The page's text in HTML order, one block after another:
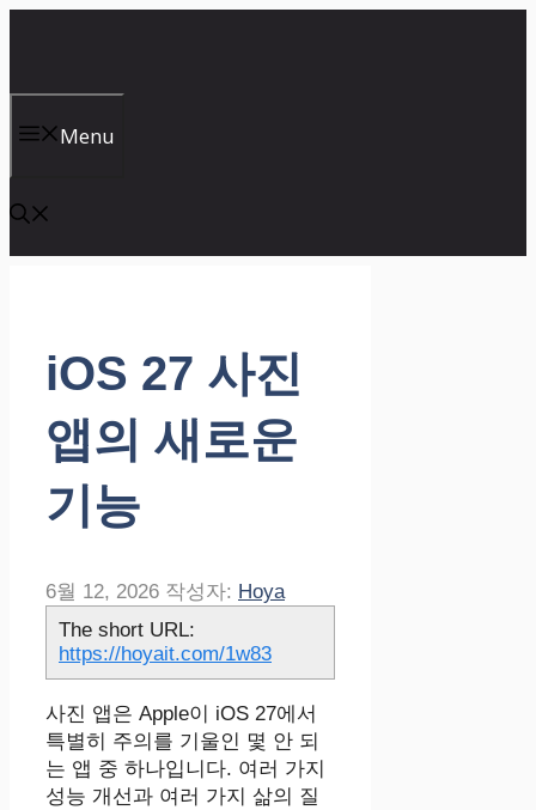
건
기
Menu
iOS 27 사진
앱의 새로운
기능
6월 12, 2026 작성자: Hoya
The short URL:
https://hoyait.com/1w83
사진 앱은 Apple이 iOS 27에서
특별히 주의를 기울인 몇 안 되
는 앱 중 하나입니다. 여러 가지
성능 개선과 여러 가지 삶의 질